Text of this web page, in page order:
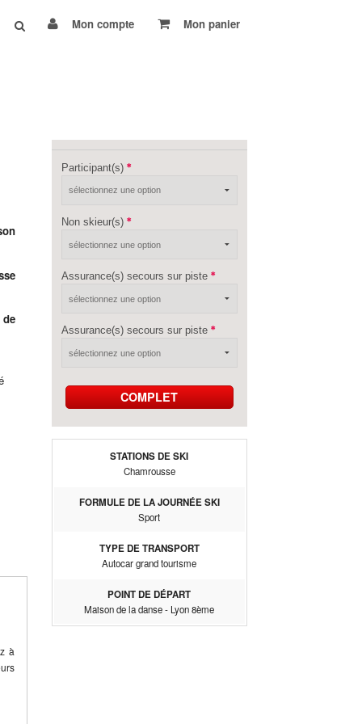
Mon compte Mon panier
à
Participant(s)
Non skieur(s)
Assurance(s) secours sur piste
Assurance(s) secours sur piste
COMPLET
STATIONS DE SKI
Chamrousse
FORMULE DE LA JOURNÉE SKI
Sport
TYPE DE TRANSPORT
Autocar grand tourisme
POINT DE DÉPART
Maison de la danse - Lyon 8ème